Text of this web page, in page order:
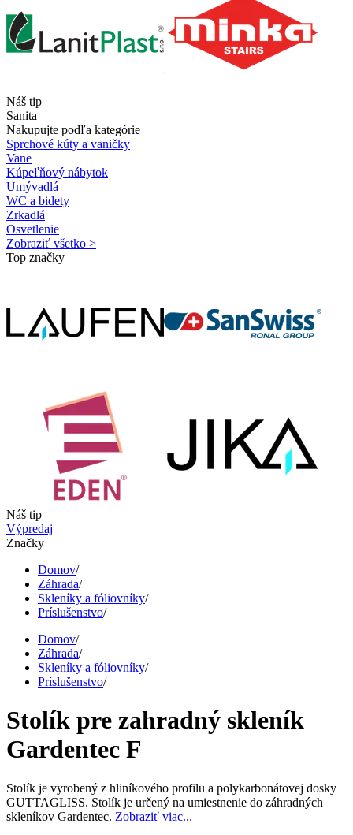
Náš tip
Sanita
Nakupujte podľa kategórie
Sprchové kúty a vaničky
Vane
Kúpeľňový nábytok
Umývadlá
WC a bidety
Zrkadlá
Osvetlenie
Zobraziť všetko >
Top značky
Náš tip
Výpredaj
Značky
Domov/
Záhrada/
Skleníky a fóliovníky/
Príslušenstvo/
Domov/
Záhrada/
Skleníky a fóliovníky/
Príslušenstvo/
Stolík pre zahradný skleník
Gardentec F
Stolík je vyrobený z hliníkového profilu a polykarbonátovej dosky
GUTTAGLISS. Stolík je určený na umiestnenie do záhradných
skleníkov Gardentec. Zobraziť viac...